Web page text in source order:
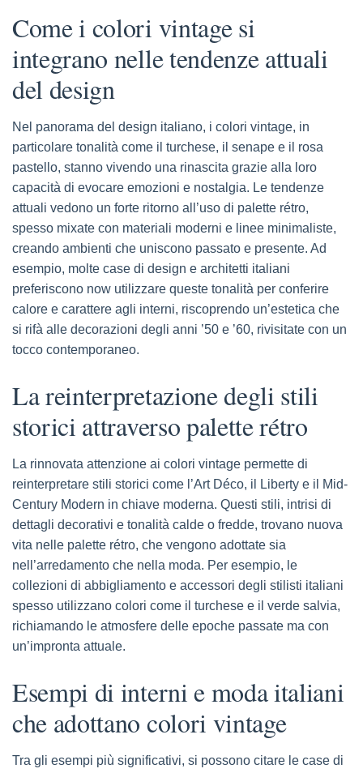
Come i colori vintage si
integrano nelle tendenze attuali
del design
Nel panorama del design italiano, i colori vintage, in
particolare tonalità come il turchese, il senape e il rosa
pastello, stanno vivendo una rinascita grazie alla loro
capacità di evocare emozioni e nostalgia. Le tendenze
attuali vedono un forte ritorno all’uso di palette rétro,
spesso mixate con materiali moderni e linee minimaliste,
creando ambienti che uniscono passato e presente. Ad
esempio, molte case di design e architetti italiani
preferiscono now utilizzare queste tonalità per conferire
calore e carattere agli interni, riscoprendo un’estetica che
si rifà alle decorazioni degli anni ’50 e ’60, rivisitate con un
tocco contemporaneo.
La reinterpretazione degli stili
storici attraverso palette rétro
La rinnovata attenzione ai colori vintage permette di
reinterpretare stili storici come l’Art Déco, il Liberty e il Mid-
Century Modern in chiave moderna. Questi stili, intrisi di
dettagli decorativi e tonalità calde o fredde, trovano nuova
vita nelle palette rétro, che vengono adottate sia
nell’arredamento che nella moda. Per esempio, le
collezioni di abbigliamento e accessori degli stilisti italiani
spesso utilizzano colori come il turchese e il verde salvia,
richiamando le atmosfere delle epoche passate ma con
un’impronta attuale.
Esempi di interni e moda italiani
che adottano colori vintage
Tra gli esempi più significativi, si possono citare le case di